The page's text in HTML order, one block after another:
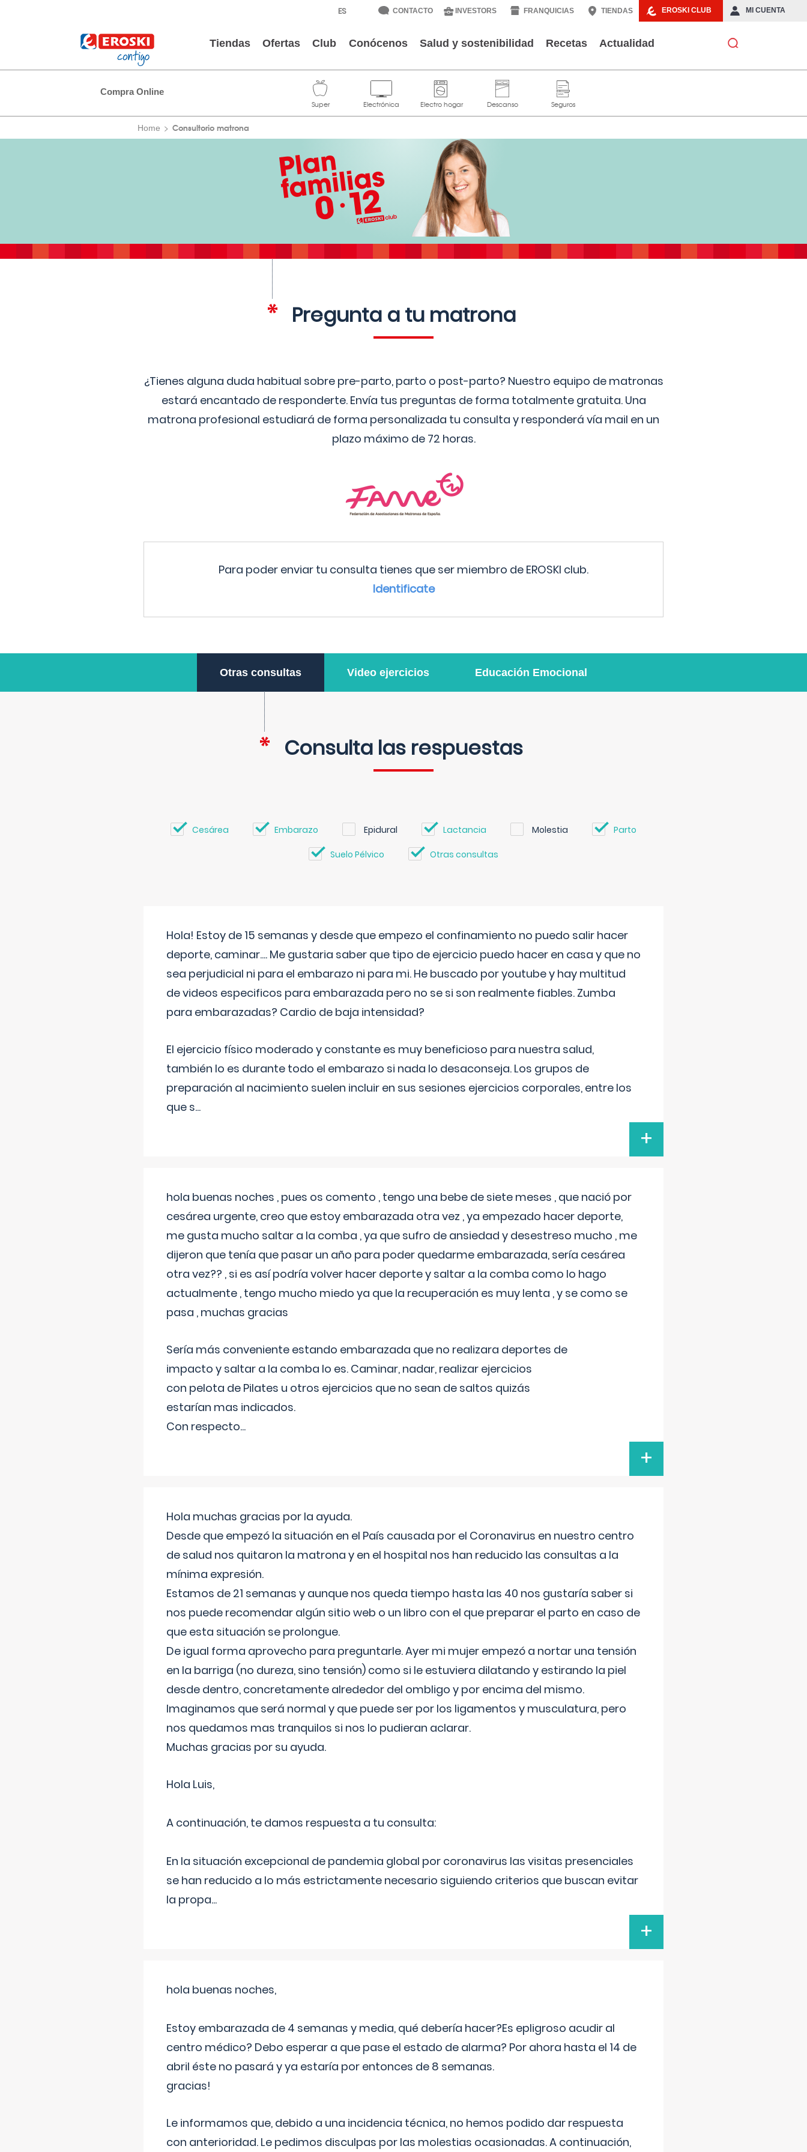
EROSKI CLUB MI CUENTA
CONTACTO INVESTORS FRANQUICIAS TIENDAS
Tiendas Ofertas Club Conócenos Salud y sostenibilidad Recetas Actualidad
Compra Online
Home Consultorio matrona
Pregunta a tu matrona
¿Tienes alguna duda habitual sobre pre-parto, parto o post-parto? Nuestro equipo de matronas
estará encantado de responderte. Envía tus preguntas de forma totalmente gratuita. Una
matrona profesional estudiará de forma personalizada tu consulta y responderá vía mail en un
plazo máximo de 72 horas.
Para poder enviar tu consulta tienes que ser miembro de EROSKI club.
Identificate
Otras consultas Video ejercicios Educación Emocional
Consulta las respuestas
Cesárea Embarazo Epidural Lactancia Molestia Parto
Suelo Pélvico Otras consultas
Hola! Estoy de 15 semanas y desde que empezo el confinamiento no puedo salir hacer
deporte, caminar.... Me gustaria saber que tipo de ejercicio puedo hacer en casa y que no
sea perjudicial ni para el embarazo ni para mi. He buscado por youtube y hay multitud
de videos especificos para embarazada pero no se si son realmente fiables. Zumba
para embarazadas? Cardio de baja intensidad?
El ejercicio físico moderado y constante es muy beneficioso para nuestra salud,
también lo es durante todo el embarazo si nada lo desaconseja. Los grupos de
preparación al nacimiento suelen incluir en sus sesiones ejercicios corporales, entre los
que s...
+
hola buenas noches , pues os comento , tengo una bebe de siete meses , que nació por
cesárea urgente, creo que estoy embarazada otra vez , ya empezado hacer deporte,
me gusta mucho saltar a la comba , ya que sufro de ansiedad y desestreso mucho , me
dijeron que tenía que pasar un año para poder quedarme embarazada, sería cesárea
otra vez?? , si es así podría volver hacer deporte y saltar a la comba como lo hago
actualmente , tengo mucho miedo ya que la recuperación es muy lenta , y se como se
pasa , muchas gracias
Sería más conveniente estando embarazada que no realizara deportes de
impacto y saltar a la comba lo es. Caminar, nadar, realizar ejercicios
con pelota de Pilates u otros ejercicios que no sean de saltos quizás
estarían mas indicados.
Con respecto...
+
Hola muchas gracias por la ayuda.
Desde que empezó la situación en el País causada por el Coronavirus en nuestro centro
de salud nos quitaron la matrona y en el hospital nos han reducido las consultas a la
mínima expresión.
Estamos de 21 semanas y aunque nos queda tiempo hasta las 40 nos gustaría saber si
nos puede recomendar algún sitio web o un libro con el que preparar el parto en caso de
que esta situación se prolongue.
De igual forma aprovecho para preguntarle. Ayer mi mujer empezó a nortar una tensión
en la barriga (no dureza, sino tensión) como si le estuviera dilatando y estirando la piel
desde dentro, concretamente alrededor del ombligo y por encima del mismo.
Imaginamos que será normal y que puede ser por los ligamentos y musculatura, pero
nos quedamos mas tranquilos si nos lo pudieran aclarar.
Muchas gracias por su ayuda.
Hola Luis,
A continuación, te damos respuesta a tu consulta:
En la situación excepcional de pandemia global por coronavirus las visitas presenciales
se han reducido a lo más estrictamente necesario siguiendo criterios que buscan evitar
la propa...
+
hola buenas noches,
Estoy embarazada de 4 semanas y media, qué debería hacer?Es epligroso acudir al
centro médico? Debo esperar a que pase el estado de alarma? Por ahora hasta el 14 de
abril éste no pasará y ya estaría por entonces de 8 semanas.
gracias!
Le informamos que, debido a una incidencia técnica, no hemos podido dar respuesta
con anterioridad. Le pedimos disculpas por las molestias ocasionadas. A continuación,